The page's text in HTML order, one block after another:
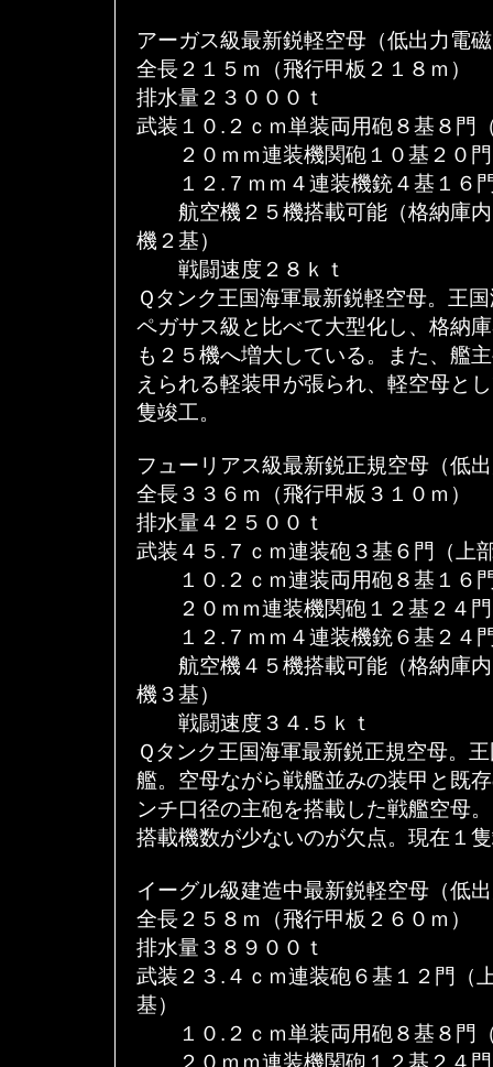
アーガス級最新鋭軽空母（低出力電
全長２１５ｍ（飛行甲板２１８ｍ）
排水量２３０００ｔ
武装１０.２ｃｍ単装両用砲８基８門
２０ｍｍ連装機関砲１０基２０門
１２.７ｍｍ４連装機銃４基１６
航空機２５機搭載可能（格納庫
機２基）
戦闘速度２８ｋｔ
Ｑタンク王国海軍最新鋭軽空母。王
ペガサス級と比べて大型化し、格納
も２５機へ増大している。また、艦
えられる軽装甲が張られ、軽空母と
隻竣工。
フューリアス級最新鋭正規空母（低
全長３３６ｍ（飛行甲板３１０ｍ）
排水量４２５００ｔ
武装４５.７ｃｍ連装砲３基６門（上
１０.２ｃｍ連装両用砲８基１６
２０ｍｍ連装機関砲１２基２４門
１２.７ｍｍ４連装機銃６基２４
航空機４５機搭載可能（格納庫
機３基）
戦闘速度３４.５ｋｔ
Ｑタンク王国海軍最新鋭正規空母。
艦。空母ながら戦艦並みの装甲と既
ンチ口径の主砲を搭載した戦艦空母
搭載機数が少ないのが欠点。現在１
イーグル級建造中最新鋭軽空母（低
全長２５８ｍ（飛行甲板２６０ｍ）
排水量３８９００ｔ
武装２３.４ｃｍ連装砲６基１２門（
基）
１０.２ｃｍ単装両用砲８基８門
２０ｍｍ連装機関砲１２基２４門